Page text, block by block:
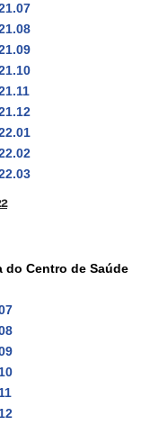
do Centro de Saúde